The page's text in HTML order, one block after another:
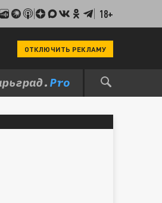
18+
ОТКЛЮЧИТЬ РЕКЛАМУ